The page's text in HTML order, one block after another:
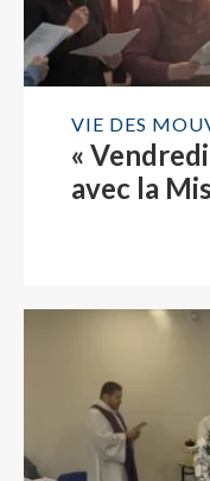
VIE DES
«
avec la